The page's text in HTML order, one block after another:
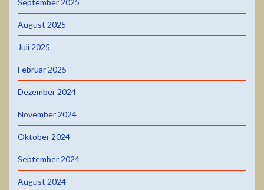
September 2025
August 2025
Juli 2025
Februar 2025
Dezember 2024
November 2024
Oktober 2024
September 2024
August 2024